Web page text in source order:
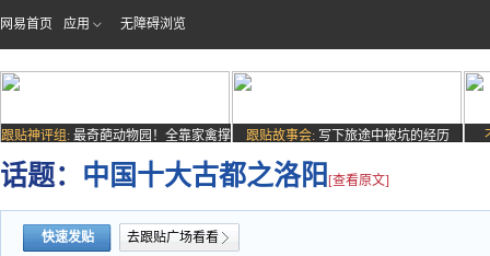
网易首页 应用 无障碍浏览
跟贴神评组: 最奇葩动物园！全靠家禽撑
场子
跟贴故事会: 写下旅途中被坑的经历
话题： 中国十大古都之洛阳 [查看原文]
快速发贴 去跟贴广场看看